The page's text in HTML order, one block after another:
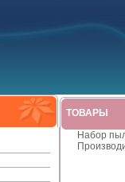
ТОВАРЫ
Набор